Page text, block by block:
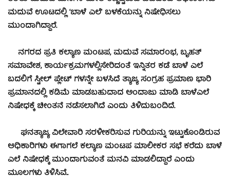
ಮದುವೆ ಊಟದಲ್ಲಿ ‘ಬಾಳೆ ಎಲೆ’ ಬಳಕೆಯನ್ನು ನಿಷೇಧಿಸಲು
ಮುಂದಾಗಿದ್ದಾರೆ.
ನಗರದ ಪ್ರತಿ ಕಲ್ಯಾಣ ಮಂಟಪ, ಮದುವೆ ಸಮಾರಂಭ, ಬೃಹತ್
ಸಮಾವೇಶ, ಕಾರ್ಯಕ್ರಮಗಳಲ್ಲಿಸೇರಿದಂತೆ ಇನ್ನಿತರ ಕಡೆ ಬಾಳೆ ಎಲೆ
ಬದಲಿಗೆ ಸ್ಟೀಲ್ ಪ್ಲೇಟ್ ಗಳನ್ನೇ ಬಳಸಿದೆ ತ್ಯಾಜ್ಯ ಸಂಗ್ರಹ ಪ್ರಮಾಣ ಭಾರಿ
ಪ್ರಮಾನದಲ್ಲಿ ಕಡಿಮೆ ಮಾಡಬಹುದಾದ ಅಂದಾಜು ಮಾಡಿ ಬಾಳೆಎಲೆ
ನಿಷೇಧಕ್ಕೆ ಚೀಂತನೆ ನಡೆಸಲಾಗಿದೆ ಎಂದು ತಿಳಿದುಬಂದಿದೆ.
ಘನತ್ಯಾಜ್ಯ ವಿಲೇವಾರಿ ಸರಳೀಕರಿಸುವ ಗುರಿಯನ್ನು ಇಟ್ಟುಕೊಂಡಿರುವ
ಅಧಿಕಾರಿಗಳು ಈಗಾಗಲೆ ಕಲ್ಯಾಣ ಮಂಟಪ ಮಾಲೀಕರ ಸಭೆ ಕರೆದು ಬಾಳೆ
ಎಲೆ ನಿಷೇಧಕ್ಕೆ ಮುಂದಾಗುವಂತೆ ಮನವಿ ಮಾಡಲಿದ್ದಾರೆ ಎಂದು
ಮೂಲಗಳು ತಿಳಿಸಿವೆ..